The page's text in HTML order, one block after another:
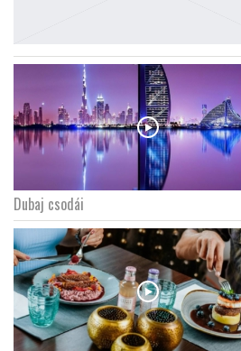
GLOBOZSARU
DOBRAVERO.HU
LATIMO.HU
GLOBOBOOK
Dubaj csodái